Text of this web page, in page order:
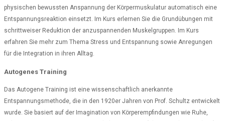
physischen bewussten Anspannung der Körpermuskulatur automatisch eine
Entspannungsreaktion einsetzt. Im Kurs erlernen Sie die Grundübungen mit
schrittweiser Reduktion der anzuspannenden Muskelgruppen. Im Kurs
erfahren Sie mehr zum Thema Stress und Entspannung sowie Anregungen
für die Integration in ihren Alltag.
Autogenes Training
Das Autogene Training ist eine wissenschaftlich anerkannte
Entspannungsmethode, die in den 1920er Jahren von Prof. Schultz entwickelt
wurde. Sie basiert auf der Imagination von Körperempfindungen wie Ruhe,